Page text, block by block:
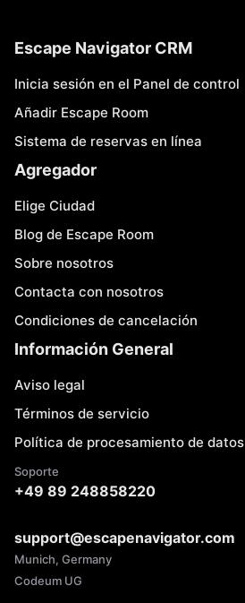
Escape Navigator CRM
Inicia sesión en el Panel de control
Añadir Escape Room
Sistema de reservas en línea
Agregador
Elige Ciudad
Blog de Escape Room
Sobre nosotros
Contacta con nosotros
Condiciones de cancelación
Información General
Aviso legal
Términos de servicio
Política de procesamiento de
Soporte
+49 89 248858220
support@escapenavigator.com
Munich, Germany
Codeum UG